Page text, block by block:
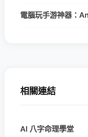
電腦玩手游神器：
相關連結
AI 八字命理學堂